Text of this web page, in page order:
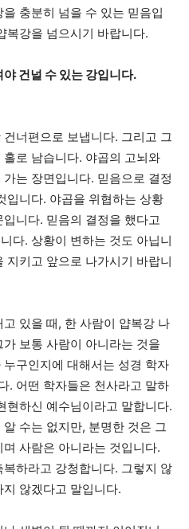
충분히 넘을 수 있는 믿음입
복강을 넘으시기 바랍니다.
건널 수 있는 강입니다.
너편으로 보냅니다. 그리고 그
로 남습니다. 야곱의 고뇌와
는 장면입니다. 믿음으로 결정
입니다. 야곱을 위협하는 상황
니다. 믿음의 결정을 했다고
다. 상황이 변하는 것도 아닙니
지키고 앞으로 나가시기 바랍니
있을 때, 한 사람이 얍복강 나
보통 사람이 아니라는 것을
구인지에 대해서는 성경 학자
. 어떤 학자들은 천사라고 말하
현하신 예수님이라고 말합니다.
수는 없지만, 분명한 것은 그
사람은 아니라는 것입니다.
하라고 강청합니다. 그렇지 않
않겠다고 말입니다.